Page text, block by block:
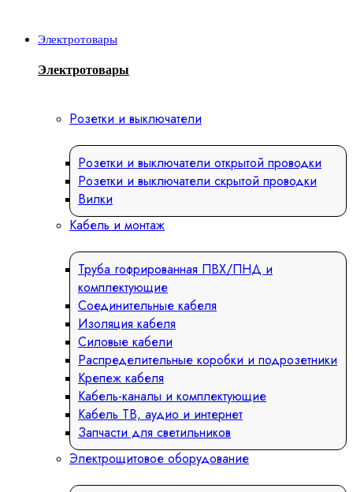
Электротовары
Электротовары
Розетки и выключатели
Розетки и выключатели открытой проводки
Розетки и выключатели скрытой проводки
Вилки
Кабель и монтаж
Труба гофрированная ПВХ/ПНД и
комплектующие
Соединительные кабеля
Изоляция кабеля
Силовые кабели
Распределительные коробки и подрозетники
Крепеж кабеля
Кабель-каналы и комплектующие
Кабель ТВ, аудио и интернет
Запчасти для светильников
Электрощитовое оборудование